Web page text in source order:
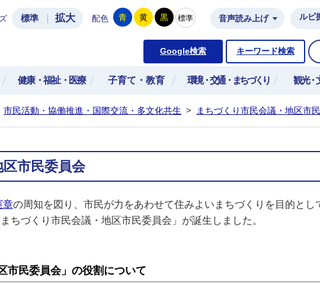
土浦市公式ホームページ
標準 拡大 配色 青 黄 黒 標準 音声読み上げ ルビ
Google検索 キーワード検索
健康・福祉・医療 子育て・教育 環境・交通・まちづくり 観光・
市民活動・協働推進・国際交流・多文化共生 > まちづくり市民会議・地区市
市民委員会
章の周知を図り、市民が力をあわせて住みよいまちづくりを目的と
ちづくり市民会議・地区市民委員会」が誕生しました。
市民委員会」の役割について